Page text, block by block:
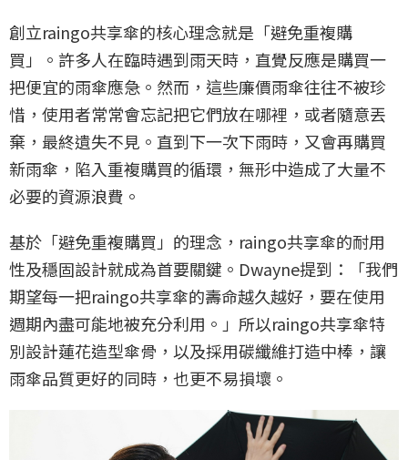
創立raingo共享傘的核心理念就是「避免重複購
買」。許多人在臨時遇到雨天時，直覺反應是購買一
把便宜的雨傘應急。然而，這些廉價雨傘往往不被珍
惜，使用者常常會忘記把它們放在哪裡，或者隨意丟
棄，最終遺失不見。直到下一次下雨時，又會再購買
新雨傘，陷入重複購買的循環，無形中造成了大量不
必要的資源浪費。
基於「避免重複購買」的理念，raingo共享傘的耐用
性及穩固設計就成為首要關鍵。Dwayne提到：「我們
期望每一把raingo共享傘的壽命越久越好，要在使用
週期內盡可能地被充分利用。」所以raingo共享傘特
別設計蓮花造型傘骨，以及採用碳纖維打造中棒，讓
雨傘品質更好的同時，也更不易損壞。